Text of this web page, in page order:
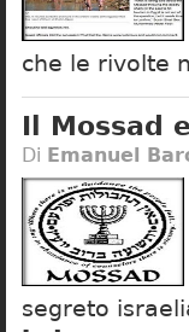
che le rivolte
Il Mossad
Di Emanuel
segreto